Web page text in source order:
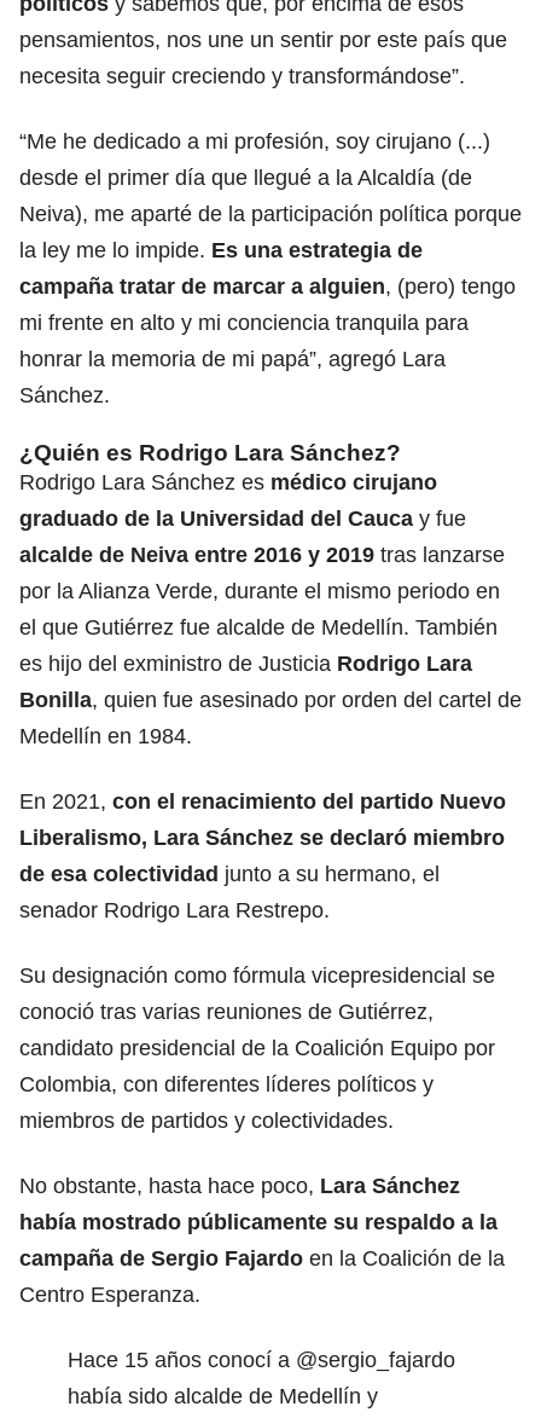
pensamientos, nos une un sentir por este país que
necesita seguir creciendo y transformándose”.
“Me he dedicado a mi profesión, soy cirujano (...)
desde el primer día que llegué a la Alcaldía (de
Neiva), me aparté de la participación política porque
la ley me lo impide. Es una estrategia de
campaña tratar de marcar a alguien, (pero) tengo
mi frente en alto y mi conciencia tranquila para
honrar la memoria de mi papá”, agregó Lara
Sánchez.
¿Quién es Rodrigo Lara Sánchez?
Rodrigo Lara Sánchez es médico cirujano
graduado de la Universidad del Cauca y fue
alcalde de Neiva entre 2016 y 2019 tras lanzarse
por la Alianza Verde, durante el mismo periodo en
el que Gutiérrez fue alcalde de Medellín. También
es hijo del exministro de Justicia Rodrigo Lara
Bonilla, quien fue asesinado por orden del cartel de
Medellín en 1984.
En 2021, con el renacimiento del partido Nuevo
Liberalismo, Lara Sánchez se declaró miembro
de esa colectividad junto a su hermano, el
senador Rodrigo Lara Restrepo.
Su designación como fórmula vicepresidencial se
conoció tras varias reuniones de Gutiérrez,
candidato presidencial de la Coalición Equipo por
Colombia, con diferentes líderes políticos y
miembros de partidos y colectividades.
No obstante, hasta hace poco, Lara Sánchez
había mostrado públicamente su respaldo a la
campaña de Sergio Fajardo en la Coalición de la
Centro Esperanza.
Hace 15 años conocí a @sergio_fajardo
había sido alcalde de Medellín y